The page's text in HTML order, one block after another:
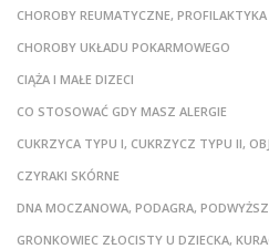
CHOROBY REUMATYCZNE,
CHOROBY UKŁADU POKARMOWEGO
CIĄŻA I MAŁE DIZECI
CO STOSOWAĆ GDY MASZ ALERGIE
CUKRZYCA TYPU I, CUKRZYCZ TYPU II,
CZYRAKI SKÓRNE
DNA MOCZANOWA, PODAGRA,
GRONKOWIEC ZŁOCISTY U DZIECKA,